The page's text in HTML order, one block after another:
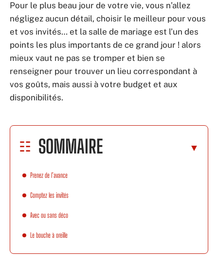
Pour le plus beau jour de votre vie, vous n’allez
négligez aucun détail, choisir le meilleur pour vous
et vos invités… et la salle de mariage est l’un des
points les plus importants de ce grand jour ! alors
mieux vaut ne pas se tromper et bien se
renseigner pour trouver un lieu correspondant à
vos goûts, mais aussi à votre budget et aux
disponibilités.
SOMMAIRE
Prenez de l’avance
Comptez les invités
Avec ou sans déco
Le bouche à oreille